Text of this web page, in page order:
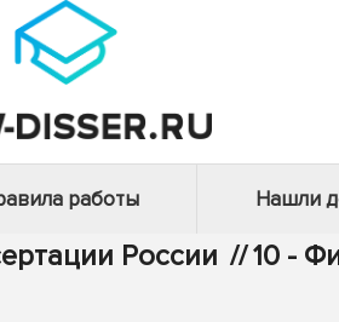
работы Нашли
России //10 -